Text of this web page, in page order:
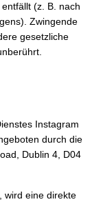
(z. B. nach
Zwingende
gesetzliche
Instagram
durch die
Dublin 4, D04
wird eine direkte